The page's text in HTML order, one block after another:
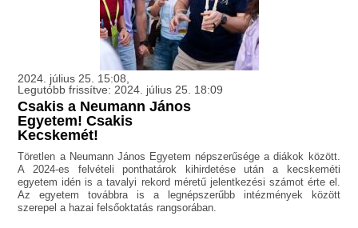
2024. július 25. 15:08,
Legutóbb frissítve: 2024. július 25. 18:09
Csakis a Neumann János
Egyetem! Csakis
Kecskemét!
Töretlen a Neumann János Egyetem népszerűsége a diákok között.
A 2024-es felvételi ponthatárok kihirdetése után a kecskeméti
egyetem idén is a tavalyi rekord méretű jelentkezési számot érte el.
Az egyetem továbbra is a legnépszerűbb intézmények között
szerepel a hazai felsőoktatás rangsorában.